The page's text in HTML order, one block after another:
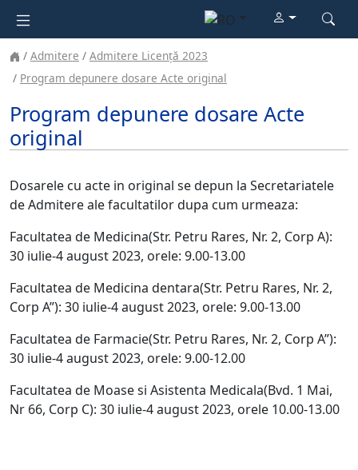
Admitere
Admitere Licență 2023
Program depunere dosare Acte original
Program depunere dosare Acte
original
Dosarele cu acte in original se depun la Secretariatele
de Admitere ale facultatilor dupa cum urmeaza:
Facultatea de Medicina(Str. Petru Rares, Nr. 2, Corp A):
30 iulie-4 august 2023, orele: 9.00-13.00
Facultatea de Medicina dentara(Str. Petru Rares, Nr. 2,
Corp A”): 30 iulie-4 august 2023, orele: 9.00-13.00
Facultatea de Farmacie(Str. Petru Rares, Nr. 2, Corp A”):
30 iulie-4 august 2023, orele: 9.00-12.00
Facultatea de Moase si Asistenta Medicala(Bvd. 1 Mai,
Nr 66, Corp C): 30 iulie-4 august 2023, orele 10.00-13.00